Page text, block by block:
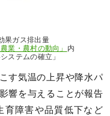
ガス排出量
業・農村の動向」 内
ステムの確立」
す気温の上昇や降水パ
響を与えることが報告
育障害や品質低下など